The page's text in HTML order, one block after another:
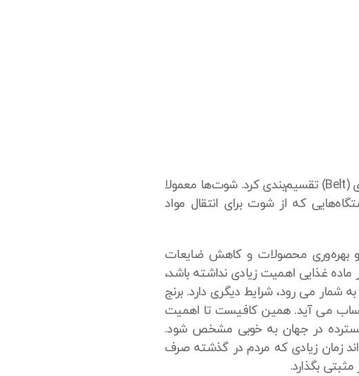
دستگاه‌های سورتینگ را از نظر مکانیزم می‌توان به دو دسته شوتی (chute) یا تسمه‌ای (Belt) تقسیم‌بندی کرد. شوت‌ها معمولا
که از شوت برای انتقال مواد
و بهره‌وری محصولات و کاهش ضایعات
غذایی اهمیت زیادی نداشته باشد،
می رود، شرایط دیگری دارد. برنج
حساب می آید. همین کافیست تا اهمیت
گسترده در جهان به خوبی مشخص شود.
زمان زیادی که مردم در گذشته صرف
بگذارد.